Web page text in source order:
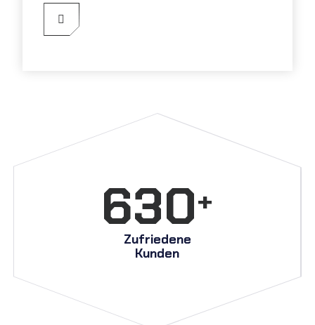
630+
Zufriedene
Kunden